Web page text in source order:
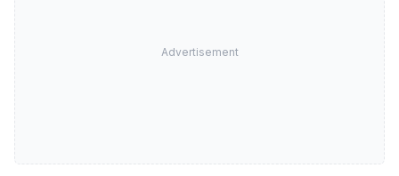
Advertisement